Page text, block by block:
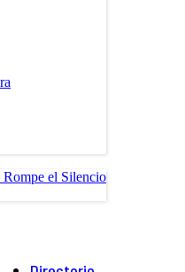
Rompe el Silencio